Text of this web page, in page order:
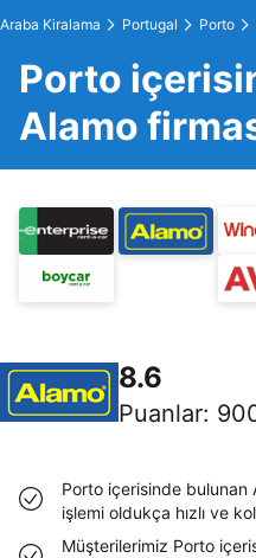
Araba Kiralama Portugal Porto
Porto
Alamo
8.6
Puanlar:
Porto içerisinde bulunan
işlemi oldukça hızlı ve
Müşterilerimiz Porto